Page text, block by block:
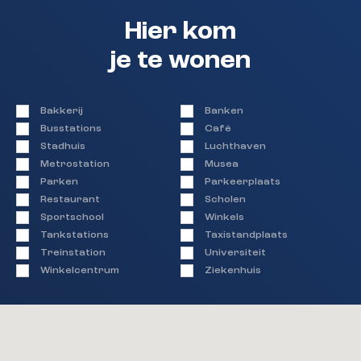
Hier kom
je te wonen
Bakkerij
Banken
Busstations
Café
Stadhuis
Luchthaven
Metrostation
Musea
Parken
Parkeerplaats
Restaurant
Scholen
Sportschool
Winkels
Tankstations
Taxistandplaats
Treinstation
Universiteit
Winkelcentrum
Ziekenhuis